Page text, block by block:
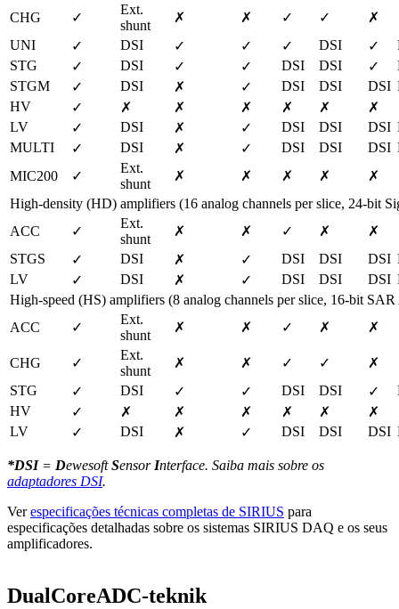
CHG ✓
Ext.
shunt
✗ ✗ ✓ ✓ ✗
UNI
✓ DSI ✓ ✓ ✓ DSI ✓
STG
✓ DSI ✓ ✓ DSI DSI ✓
STGM
✓ DSI ✗ ✓ DSI DSI DSI
HV
✓ ✗ ✗ ✗ ✗ ✗ ✗
LV
✓ DSI ✗ ✓ DSI DSI DSI
MULTI
✓ DSI ✗ ✓ DSI DSI DSI
MIC200
✓
Ext.
shunt
✗ ✗ ✗ ✗ ✗
High-density (HD) amplifiers (16 analog channels per slice, 24-bit
ACC
✓
Ext.
shunt
✗ ✗ ✓ ✗ ✗
STGS
✓ DSI ✗ ✓ DSI DSI DSI
LV
✓ DSI ✗ ✓ DSI DSI DSI
High-speed (HS) amplifiers (8 analog channels per slice, 16-bit
ACC
✓
Ext.
shunt
✗ ✗ ✓ ✗ ✗
CHG ✓
Ext.
shunt
✗ ✗ ✓ ✓ ✗
STG
✓ DSI ✓ ✓ DSI DSI ✓
HV
✓ ✗ ✗ ✗ ✗ ✗ ✗
LV
✓ DSI ✗ ✓ DSI DSI DSI
*DSI= DewesoftSensor Interface. Saiba mais sobre os
adaptadores DSI.
Verespecificações técnicas completas de SIRIUS para
especificações detalhadas sobre os sistemas SIRIUS DAQ e os seus
amplificadores.
DualCoreADC-teknik